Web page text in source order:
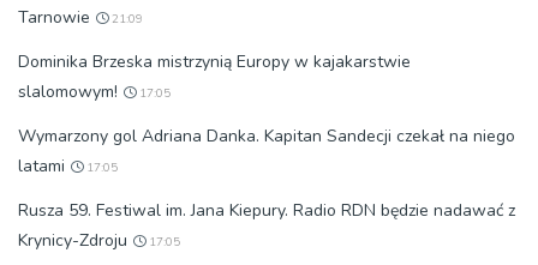
Tarnowie
21:09
Dominika Brzeska mistrzynią Europy w kajakarstwie
slalomowym!
17:05
Wymarzony gol Adriana Danka. Kapitan Sandecji czekał na niego
latami
17:05
Rusza 59. Festiwal im. Jana Kiepury. Radio RDN będzie nadawać z
Krynicy-Zdroju
17:05